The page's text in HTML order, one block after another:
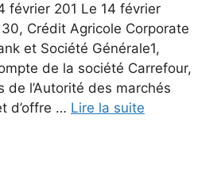
février 201 Le 14 février
Crédit Agricole Corporate
et Société Générale1,
de la société Carrefour,
de l’Autorité des marchés
d’offre … Lire la suite